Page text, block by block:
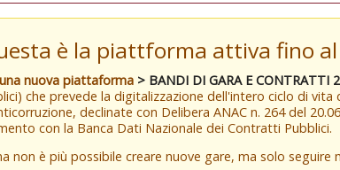
è la piattforma attiva fino
nuova piattaforma > BANDI DI GARA E CONTRATTI
che prevede la digitalizzazione dell'intero ciclo di
declinate con Delibera ANAC n. 264 del
con la Banca Dati Nazionale dei Contratti Pubblici.
non è più possibile creare nuove gare, ma solo